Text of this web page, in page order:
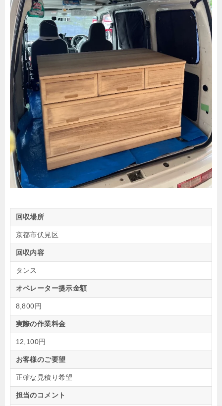
回収場所
京都市伏見区
回収内容
タンス
オペレーター提示金額
8,800円
実際の作業料金
12,100円
お客様のご要望
正確な見積り希望
担当のコメント